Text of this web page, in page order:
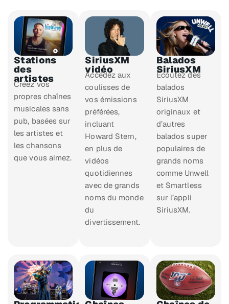
Stations
des
artistes
Créez vos
propres chaînes
musicales sans
pub, basées sur
les artistes et
les chansons
que vous aimez.
SiriusXM
vidéo
Accédez aux
coulisses de
vos émissions
préférées,
incluant
Howard Stern,
en plus de
vidéos
quotidiennes
avec de grands
noms du monde
du
divertissement.
Balados
SiriusXM
Écoutez des
balados
SiriusXM
originaux et
d’autres
balados super
populaires de
grands noms
comme Unwell
et Smartless
sur l’appli
SiriusXM.